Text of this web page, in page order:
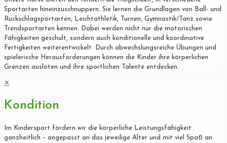
Sportarten hineinzuschnuppern. Sie lernen die Grundlagen von Ball- und
Rückschlagsportarten, Leichtathletik, Turnen, Gymnastik/Tanz sowie
Trendsportarten kennen. Dabei werden nicht nur die motorischen
Fähigkeiten geschult, sondern auch konditionelle und koordinative
Fertigkeiten weiterentwickelt. Durch abwechslungsreiche Übungen und
spielerische Herausforderungen können die Kinder ihre körperlichen
Grenzen ausloten und ihre sportlichen Talente entdecken.
✕
Kondition
Im Kindersport fördern wir die körperliche Leistungsfähigkeit
ganzheitlich – angepasst an das jeweilige Alter und mit viel Spaß an